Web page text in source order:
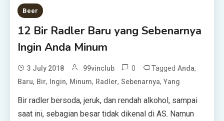
Beer
12 Bir Radler Baru yang Sebenarnya
Ingin Anda Minum
3 July 2018 99vinclub 0 TaggedAnda,
Baru, Bir, Ingin, Minum, Radler,Sebenarnya,Yang
Bir radler bersoda, jeruk, dan rendah alkohol, sampai
saat ini, sebagian besar tidak dikenal di AS. Namun